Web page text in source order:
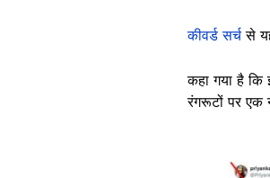
कीवर्ड सर्च से
कहा गया है कि
रंगरूटों पर एक